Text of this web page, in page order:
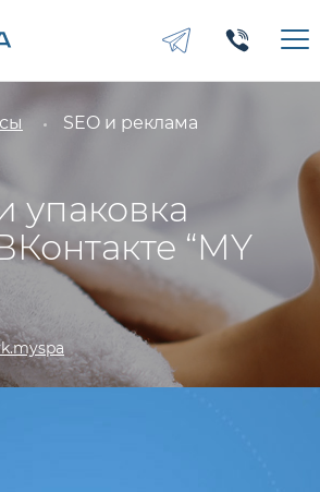
SEO и реклама
упаковка
“MY